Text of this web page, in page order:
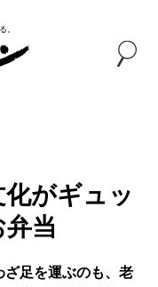
。
がギュッ
当
ざ足を運ぶのも、老